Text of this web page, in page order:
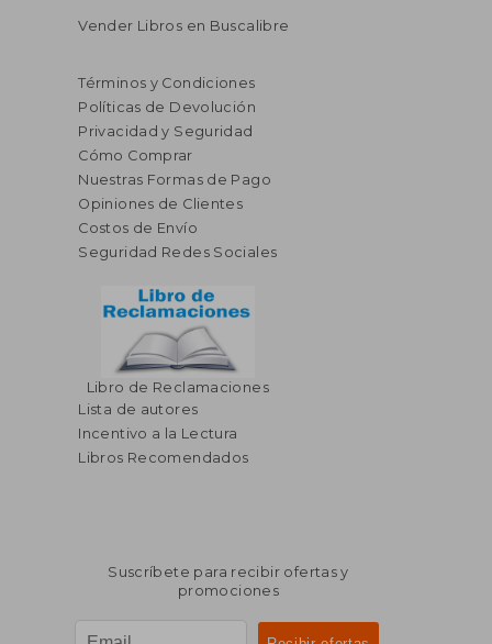
Vender Libros en Buscalibre
Términos y Condiciones
Políticas de Devolución
Privacidad y Seguridad
Cómo Comprar
Nuestras Formas de Pago
Opiniones de Clientes
Costos de Envío
Seguridad Redes Sociales
Libro de Reclamaciones
Lista de autores
Incentivo a la Lectura
Libros Recomendados
Suscríbete para recibir ofertas y
promociones